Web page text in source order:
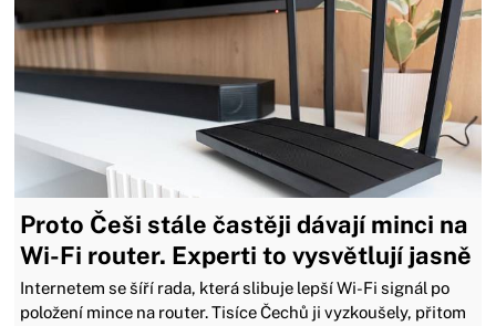
Proto Češi stále častěji dávají minci na
Wi-Fi router. Experti to vysvětlují jasně
Internetem se šíří rada, která slibuje lepší Wi-Fi signál po
položení mince na router. Tisíce Čechů ji vyzkoušely, přitom